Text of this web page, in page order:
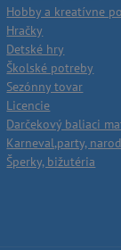
Hobby a kreatívne
Hračky
Detské hry
Školské potreby
Sezónny tovar
Licencie
Darčekový baliaci
Karneval,party,
Šperky, bižutéria